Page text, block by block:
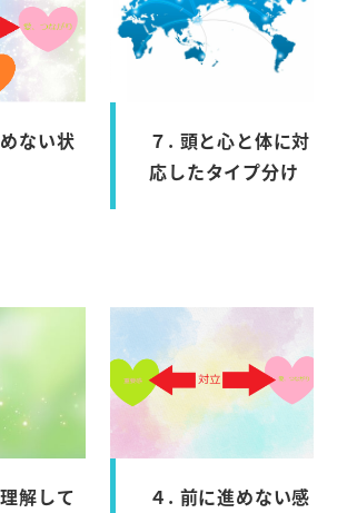
ない状
７. 頭と心と体に対
応したタイプ分け
解して
４. 前に進めない感